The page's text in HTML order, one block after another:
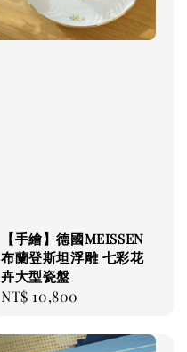
【手繪】德國MEISSEN
布蘭登斯坦浮雕 七彩花
卉大型瓷盤
Regular
NT$ 10,800